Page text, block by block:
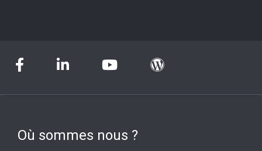
Où sommes nous ?